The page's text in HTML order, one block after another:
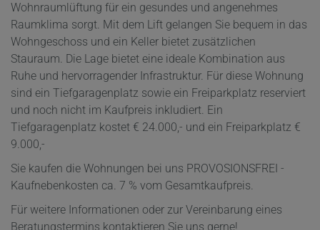
Wohnraumlüftung für ein gesundes und angenehmes
Raumklima sorgt. Mit dem Lift gelangen Sie bequem in das
Wohngeschoss und ein Keller bietet zusätzlichen
Stauraum. Die Lage bietet eine ideale Kombination aus
Ruhe und hervorragender Infrastruktur. Für diese Wohnung
sind ein Tiefgaragenplatz sowie ein Freiparkplatz reserviert
und noch nicht im Kaufpreis inkludiert. Ein
Tiefgaragenplatz kostet € 24.000,- und ein Freiparkplatz €
9.000,-
Sie kaufen die Wohnungen bei uns PROVOSIONSFREI -
Kaufnebenkosten ca. 7 % vom Gesamtkaufpreis.
Für weitere Informationen oder zur Vereinbarung eines
Beratungstermins kontaktieren Sie uns gerne!